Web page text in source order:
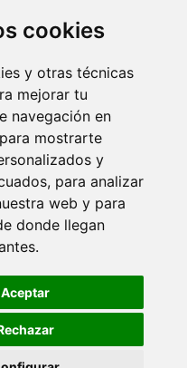
cookies
y otras técnicas
mejorar tu
navegación en
mostrarte
y
para analizar
web y para
donde llegan
Aceptar